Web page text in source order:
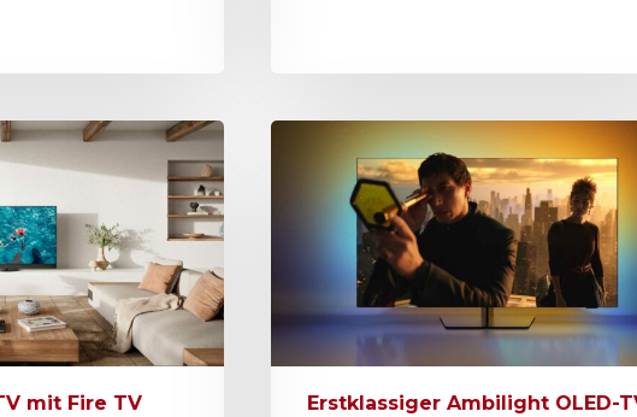
mit Fire TV
Erstklassiger Ambilight OLED-